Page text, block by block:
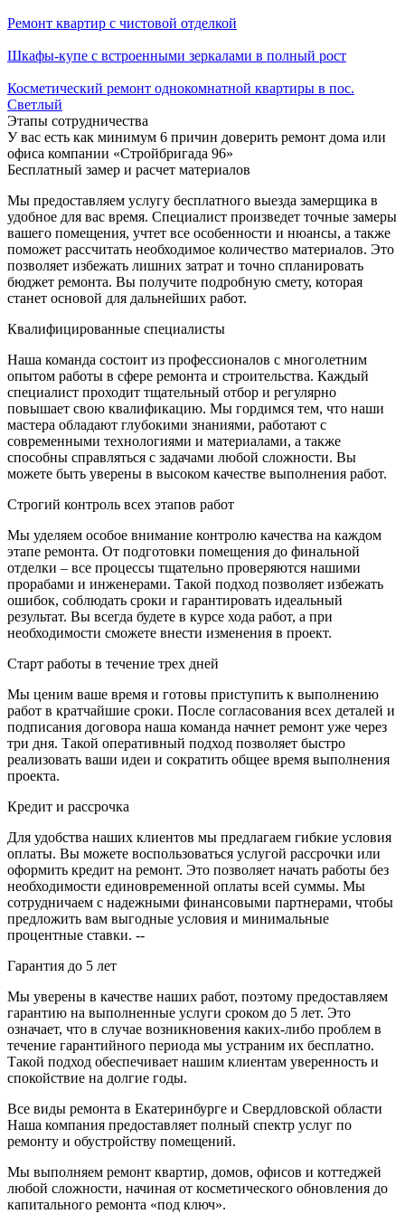
Ремонт квартир с чистовой отделкой
Шкафы-купе с встроенными зеркалами в полный рост
Косметический ремонт однокомнатной квартиры в пос.
Светлый
Этапы сотрудничества
У вас есть как минимум 6 причин доверить ремонт дома или
офиса компании «Стройбригада 96»
Бесплатный замер и расчет материалов
Мы предоставляем услугу бесплатного выезда замерщика в
удобное для вас время. Специалист произведет точные замеры
вашего помещения, учтет все особенности и нюансы, а также
поможет рассчитать необходимое количество материалов. Это
позволяет избежать лишних затрат и точно спланировать
бюджет ремонта. Вы получите подробную смету, которая
станет основой для дальнейших работ.
Квалифицированные специалисты
Наша команда состоит из профессионалов с многолетним
опытом работы в сфере ремонта и строительства. Каждый
специалист проходит тщательный отбор и регулярно
повышает свою квалификацию. Мы гордимся тем, что наши
мастера обладают глубокими знаниями, работают с
современными технологиями и материалами, а также
способны справляться с задачами любой сложности. Вы
можете быть уверены в высоком качестве выполнения работ.
Строгий контроль всех этапов работ
Мы уделяем особое внимание контролю качества на каждом
этапе ремонта. От подготовки помещения до финальной
отделки – все процессы тщательно проверяются нашими
прорабами и инженерами. Такой подход позволяет избежать
ошибок, соблюдать сроки и гарантировать идеальный
результат. Вы всегда будете в курсе хода работ, а при
необходимости сможете внести изменения в проект.
Старт работы в течение трех дней
Мы ценим ваше время и готовы приступить к выполнению
работ в кратчайшие сроки. После согласования всех деталей и
подписания договора наша команда начнет ремонт уже через
три дня. Такой оперативный подход позволяет быстро
реализовать ваши идеи и сократить общее время выполнения
проекта.
Кредит и рассрочка
Для удобства наших клиентов мы предлагаем гибкие условия
оплаты. Вы можете воспользоваться услугой рассрочки или
оформить кредит на ремонт. Это позволяет начать работы без
необходимости единовременной оплаты всей суммы. Мы
сотрудничаем с надежными финансовыми партнерами, чтобы
предложить вам выгодные условия и минимальные
процентные ставки. --
Гарантия до 5 лет
Мы уверены в качестве наших работ, поэтому предоставляем
гарантию на выполненные услуги сроком до 5 лет. Это
означает, что в случае возникновения каких-либо проблем в
течение гарантийного периода мы устраним их бесплатно.
Такой подход обеспечивает нашим клиентам уверенность и
спокойствие на долгие годы.
Все виды ремонта в Екатеринбурге и Свердловской области
Наша компания предоставляет полный спектр услуг по
ремонту и обустройству помещений.
Мы выполняем ремонт квартир, домов, офисов и коттеджей
любой сложности, начиная от косметического обновления до
капитального ремонта «под ключ».